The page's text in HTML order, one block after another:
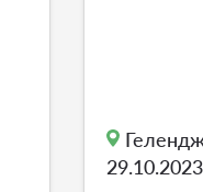
29.10.2023